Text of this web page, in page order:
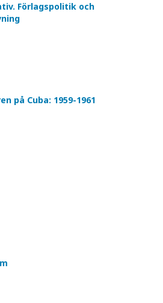
Förlagspolitik och
på Cuba: 1959-1961